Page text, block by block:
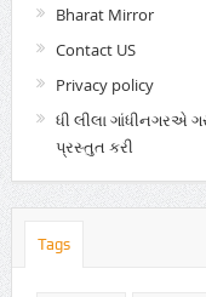
Bharat Mirror
Contact US
Privacy policy
ધી લીલા ગાંધીનગરએ
પ્રસ્તુત કરી
Tags